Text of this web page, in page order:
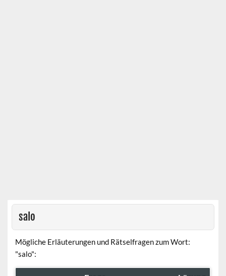
salo
Mögliche Erläuterungen und Rätselfragen zum Wort:
"salo":